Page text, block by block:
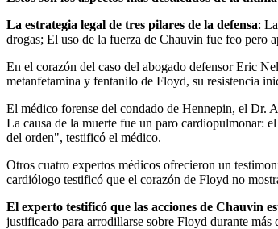
La estrategia legal de tres pilares de la defensa:
drogas; El uso de la fuerza de Chauvin fue feo pero
En el corazón del caso del abogado defensor Eric
metanfetamina y fentanilo de Floyd, su resistencia
El médico forense del condado de Hennepin, el Dr.
La causa de la muerte fue un paro cardiopulmonar:
del orden", testificó el médico.
Otros cuatro expertos médicos ofrecieron un
cardiólogo testificó que el corazón de Floyd no
El experto testificó que las acciones de Chauvin
justificado para arrodillarse sobre Floyd durante